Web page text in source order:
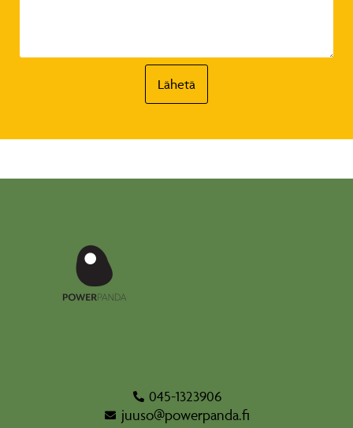
Lähetä
045-1323906
juuso@powerpanda.fi